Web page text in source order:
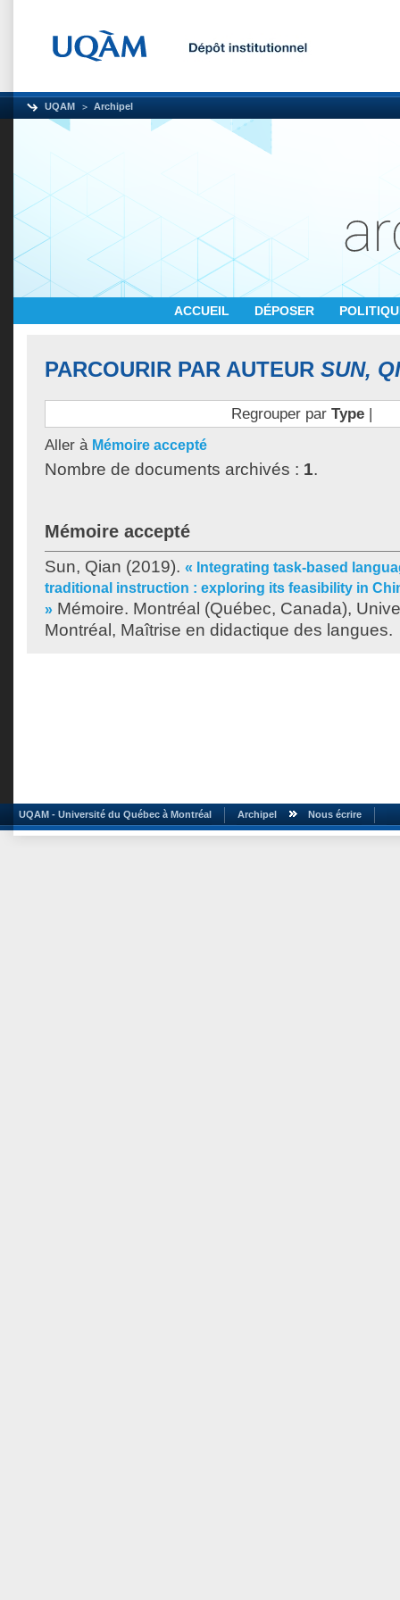
UQAM Archipel
ACCUEIL DÉPOSER
PARCOURIR PAR AUTEUR SUN,
Regrouper par Type|
Aller à Mémoire accepté
Nombre de documents archivés : 1.
Mémoire accepté
Sun, Qian (2019). « Integrating task-based
traditional instruction : exploring its feasibility in
» Mémoire. Montréal (Québec, Canada),
Montréal, Maîtrise en didactique des langues.
UQAM - Université du Québec à Montréal Archipel Nous écrire